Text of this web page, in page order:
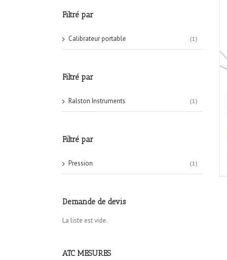
Filtré par
Calibrateur portable (1)
Filtré par
Ralston Instruments (1)
Filtré par
Pression (1)
Demande de devis
La liste est vide.
ATC MESURES